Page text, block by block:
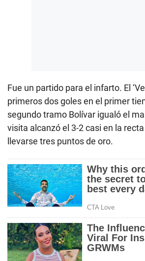
Fue un partido para el infarto. El
primeros dos goles en el primer
segundo tramo Bolívar igualó el
visita alcanzó el 3-2 casi en la
llevarse tres puntos de oro.